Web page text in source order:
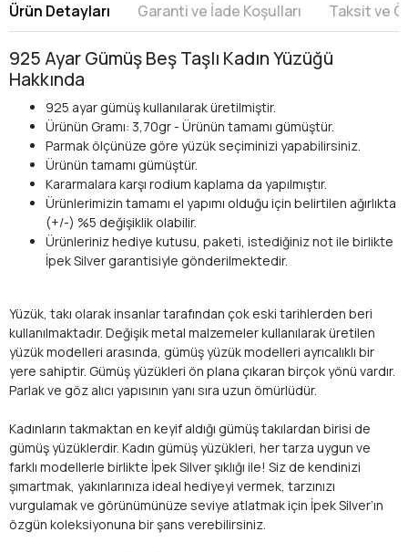
Ürün Detayları Garanti ve İade Koşulları Taksit ve
925 Ayar Gümüş Beş Taşlı Kadın Yüzüğü
Hakkında
925 ayar gümüş kullanılarak üretilmiştir.
Ürünün Gramı: 3,70gr - Ürünün tamamı gümüştür.
Parmak ölçünüze göre yüzük seçiminizi yapabilirsiniz.
Ürünün tamamı gümüştür.
Kararmalara karşı rodium kaplama da yapılmıştır.
Ürünlerimizin tamamı el yapımı olduğu için belirtilen ağırlıkta
(+/-) %5 değişiklik olabilir.
Ürünleriniz hediye kutusu, paketi, istediğiniz not ile birlikte
İpek Silver garantisiyle gönderilmektedir.
Yüzük, takı olarak insanlar tarafından çok eski tarihlerden beri
kullanılmaktadır. Değişik metal malzemeler kullanılarak üretilen
yüzük modelleri arasında, gümüş yüzük modelleri ayrıcalıklı bir
yere sahiptir. Gümüş yüzükleri ön plana çıkaran birçok yönü vardır.
Parlak ve göz alıcı yapısının yanı sıra uzun ömürlüdür.
Kadınların takmaktan en keyif aldığı gümüş takılardan birisi de
gümüş yüzüklerdir. Kadın gümüş yüzükleri, her tarza uygun ve
farklı modellerle birlikte İpek Silver şıklığı ile! Siz de kendinizi
şımartmak, yakınlarınıza ideal hediyeyi vermek, tarzınızı
vurgulamak ve görünümünüze seviye atlatmak için İpek Silver’ın
özgün koleksiyonuna bir şans verebilirsiniz.